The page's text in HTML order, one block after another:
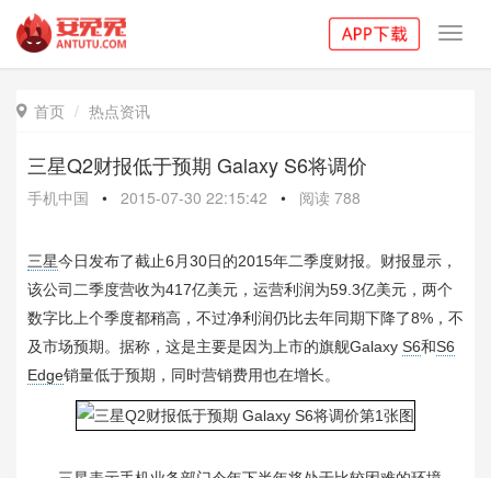
 首页 热点资讯
三星Q2财报低于预期 Galaxy S6将调价
手机中国 • 2015-07-30 22:15:42 • 阅读 788
三星今日发布了截止6月30日的2015年二季度财报。财报显示，
该公司二季度营收为417亿美元，运营利润为59.3亿美元，两个
数字比上个季度都稍高，不过净利润仍比去年同期下降了8%，不
及市场预期。据称，这是主要是因为上市的旗舰Galaxy S6和S6
Edge销量低于预期，同时营销费用也在增长。